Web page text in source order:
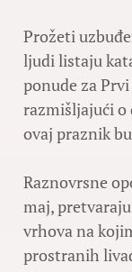
Prožeti
ljudi listaju
ponude za
razmišljajući o
ovaj praznik
Raznovrsne
maj,
vrhova na
prostranih